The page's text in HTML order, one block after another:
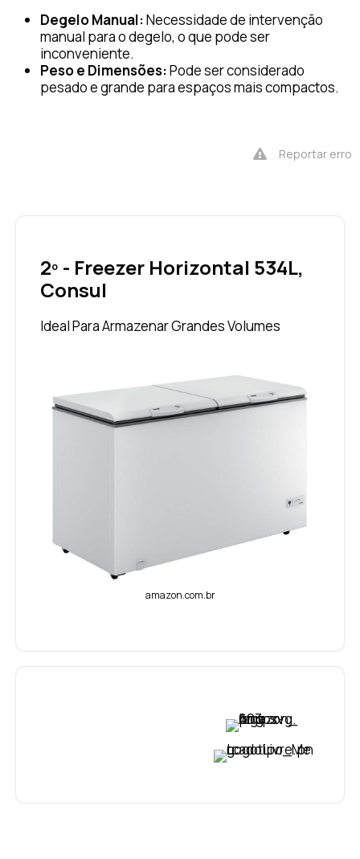
Degelo Manual:Necessidade de intervenção
manual para o degelo, o que pode ser
inconveniente.
Peso e Dimensões:Pode ser considerado
pesado e grande para espaços mais compactos.
Reportar erro
2º - Freezer Horizontal 534L,
Consul
Ideal Para Armazenar Grandes Volumes
amazon.com.br